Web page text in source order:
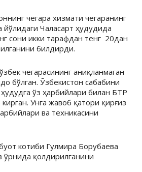
чегара хизмати чегаранинг
Чаласарт ҳудудида
сони икки тарафдан тенг 20дан
билдирди.
чегарасининг аниқланмаган
бўлган. Ўзбекистон сабабини
ўз ҳарбийлари билан БТР
Унга жавоб қатори қирғиз
ва техникасини
котиби Гулмира Борубаева
ўрнида қолдирилганини